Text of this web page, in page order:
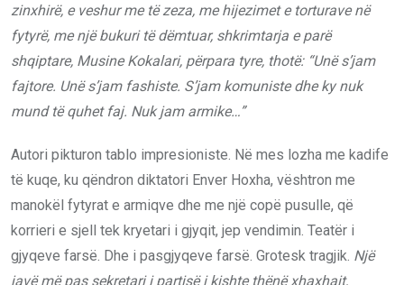
zinxhirë, e veshur me të zeza, me hijezimet e torturave në
fytyrë, me një bukuri të dëmtuar, shkrimtarja e parë
shqiptare, Musine Kokalari, përpara tyre, thotë: “Unë s’jam
fajtore. Unë s’jam fashiste. S’jam komuniste dhe ky nuk
mund të quhet faj. Nuk jam armike…”
Autori pikturon tablo impresioniste. Në mes lozha me kadife
të kuqe, ku qëndron diktatori Enver Hoxha, vështron me
manokël fytyrat e armiqve dhe me një copë pusulle, që
korrieri e sjell tek kryetari i gjyqit, jep vendimin. Teatër i
gjyqeve farsë. Dhe i pasgjyqeve farsë. Grotesk tragjik. Një
javë më pas sekretari i partisë i kishte thënë xhaxhait,